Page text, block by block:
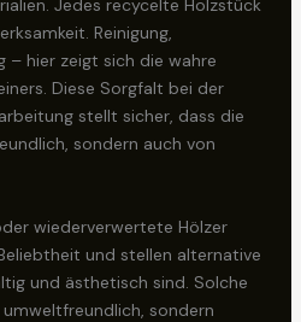
Jedes recycelte Holzstück
Reinigung,
– hier zeigt sich die wahre
Diese Sorgfalt bei der
stellt sicher, dass die
sondern auch von
wiederverwertete Hölzer
und stellen alternative
und ästhetisch sind. Solche
sondern